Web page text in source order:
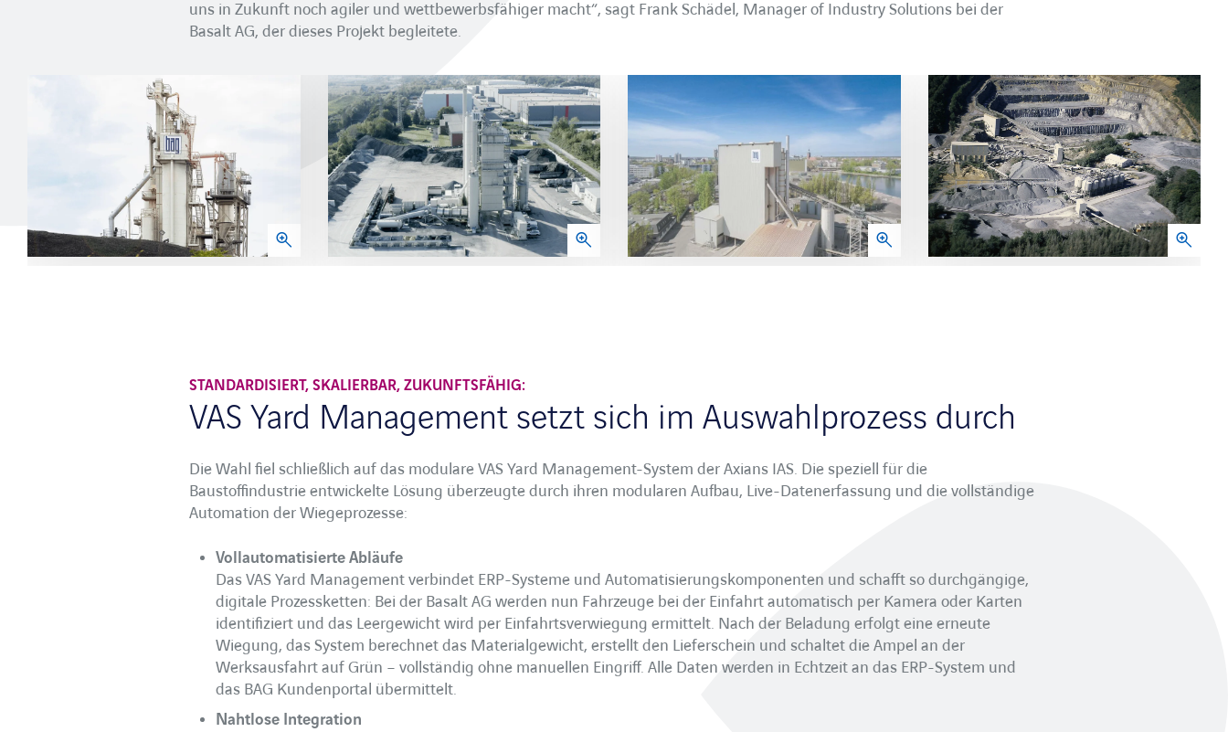
uns in Zukunft noch agiler und wettbewerbsfähiger macht“, sagt Frank Schädel, Manager of Industry Solutions bei der
Basalt AG, der dieses Projekt begleitete.
STANDARDISIERT, SKALIERBAR, ZUKUNFTSFÄHIG:
VAS Yard Management setzt sich im Auswahlprozess durch
Die Wahl fiel schließlich auf das modulare VAS Yard Management-System der Axians IAS. Die speziell für die
Baustoffindustrie entwickelte Lösung überzeugte durch ihren modularen Aufbau, Live-Datenerfassung und die vollständige
Automation der Wiegeprozesse:
Vollautomatisierte Abläufe
Das VAS Yard Management verbindet ERP-Systeme und Automatisierungskomponenten und schafft so durchgängige,
digitale Prozessketten: Bei der Basalt AG werden nun Fahrzeuge bei der Einfahrt automatisch per Kamera oder Karten
identifiziert und das Leergewicht wird per Einfahrtsverwiegung ermittelt. Nach der Beladung erfolgt eine erneute
Wiegung, das System berechnet das Materialgewicht, erstellt den Lieferschein und schaltet die Ampel an der
Werksausfahrt auf Grün – vollständig ohne manuellen Eingriff. Alle Daten werden in Echtzeit an das ERP-System und
das BAG Kundenportal übermittelt.
Nahtlose Integration